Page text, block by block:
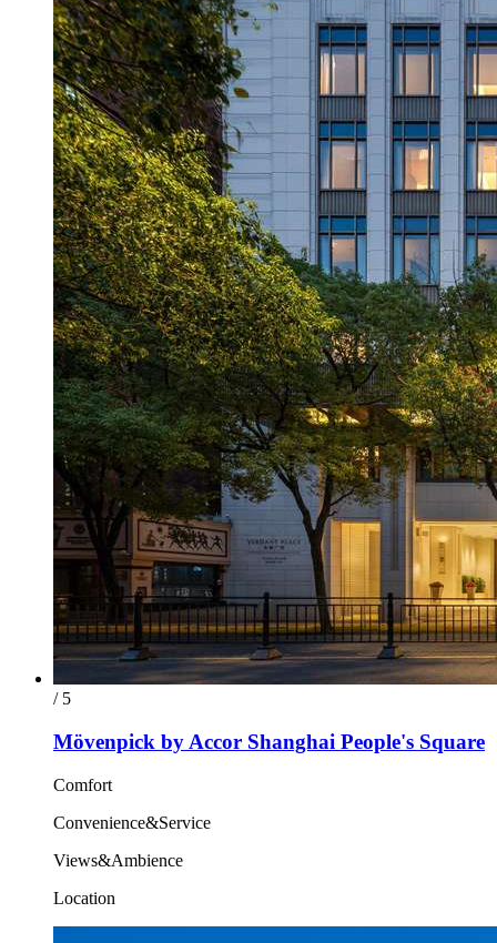
/ 5
Mövenpick by Accor Shanghai People's Square
Comfort
Convenience&Service
Views&Ambience
Location